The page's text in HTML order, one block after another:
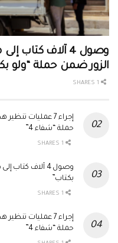
وصول 4 آلاف كتاب
الزور ضمن حملة “ولو
إجراء 7 عمليات
حملة “شفاء 4”
وصول 4 آلاف
بكتاب”
إجراء 7 عمليات
حملة “شفاء 4”